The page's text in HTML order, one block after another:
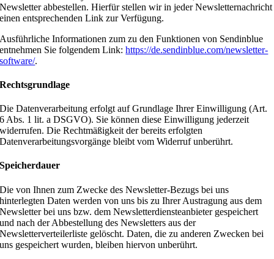
Newsletter abbestellen. Hierfür stellen wir in jeder Newsletternachricht
einen entsprechenden Link zur Verfügung.
Ausführliche Informationen zum zu den Funktionen von Sendinblue
entnehmen Sie folgendem Link:https://de.sendinblue.com/newsletter-
software/.
Rechtsgrundlage
Die Datenverarbeitung erfolgt auf Grundlage Ihrer Einwilligung (Art.
6 Abs. 1 lit. a DSGVO). Sie können diese Einwilligung jederzeit
widerrufen. Die Rechtmäßigkeit der bereits erfolgten
Datenverarbeitungsvorgänge bleibt vom Widerruf unberührt.
Speicherdauer
Die von Ihnen zum Zwecke des Newsletter-Bezugs bei uns
hinterlegten Daten werden von uns bis zu Ihrer Austragung aus dem
Newsletter bei uns bzw. dem Newsletterdiensteanbieter gespeichert
und nach der Abbestellung des Newsletters aus der
Newsletterverteilerliste gelöscht. Daten, die zu anderen Zwecken bei
uns gespeichert wurden, bleiben hiervon unberührt.